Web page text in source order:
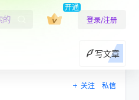
开通
登录/注册
写文章
关注 私信